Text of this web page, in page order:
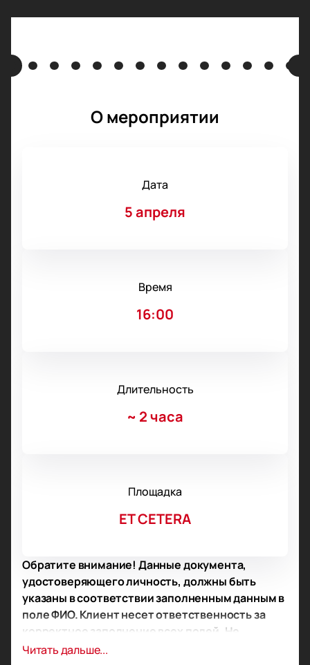
О мероприятии
Дата
5 апреля
Время
16:00
Длительность
~ 2 часа
Площадка
ET CETERA
Обратите внимание! Данные документа,
удостоверяющего личность, должны быть
указаны в соответствии заполненным данным в
поле ФИО. Клиент несет ответственность за
корректное заполнение всех полей. Не
забудьте взять документ с собой!
Читать дальше...